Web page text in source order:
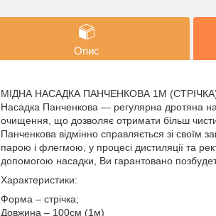
Опис
МІДНА НАСАДКА ПАНЧЕНКОВА 1М
Насадка Панченкова — регулярна дротяна
очищення, що дозволяє отримати більш
Панченкова відмінно справляється зі
парою і флегмою, у процесі дистиляції та
допомогою насадки, Ви гарантовано
Характеристики:
Форма – стрічка;
Довжина – 100см (1м)